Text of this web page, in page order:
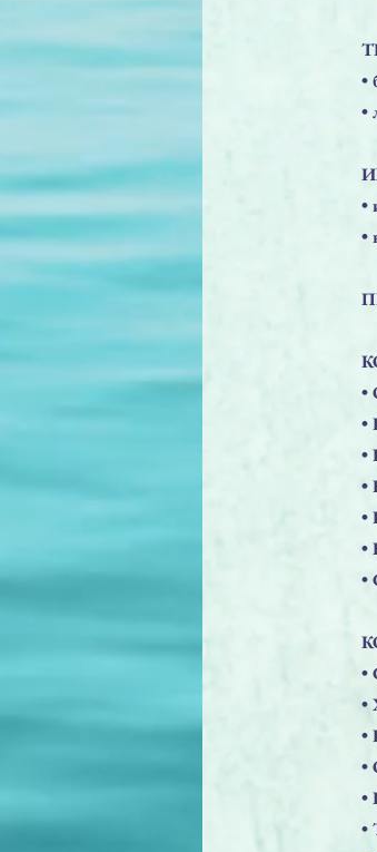
•
•
•
•
​•
•
•
•
•
•
•
•
•
•
•
•
•